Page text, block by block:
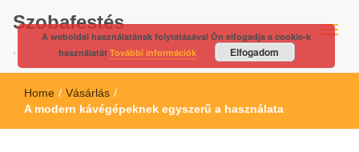
Szobafestés
Home / Vásárlás /
A modern kávégépeknek egyszerű a használata
A weboldal használatának folytatásával Ön elfogadja a cookie-k
használatát További információk Elfogadom